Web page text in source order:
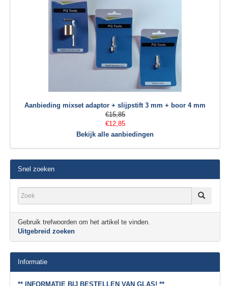
Aanbieding mixset adaptor + slijpstift 3 mm + boor 4 mm
€15,85
€12,85
Bekijk alle aanbiedingen
Snel zoeken
Gebruik trefwoorden om het artikel te vinden.
Uitgebreid zoeken
Informatie
** INFORMATIE BIJ BESTELLEN VAN GLAS! **